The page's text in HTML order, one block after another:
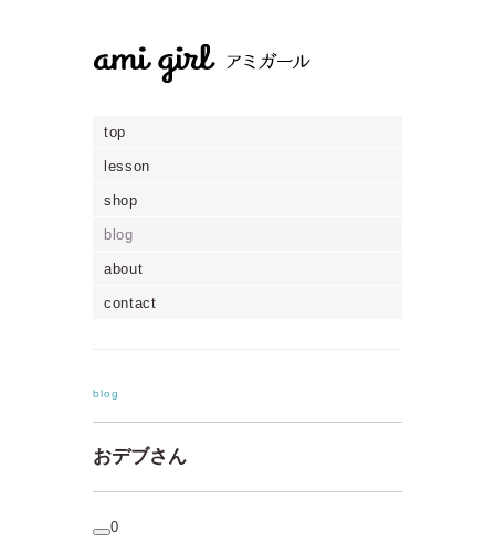
top
lesson
shop
blog
about
contact
blog
おデブさん
0